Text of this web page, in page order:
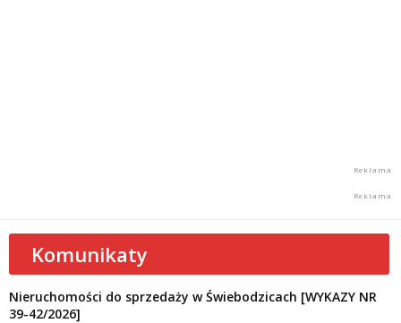
Komunikaty
Nieruchomości do sprzedaży w Świebodzicach [WYKAZY NR
39-42/2026]